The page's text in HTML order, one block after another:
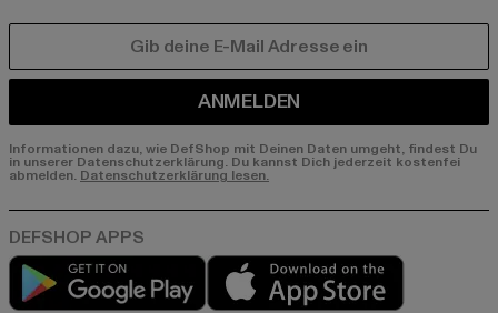
ANMELDEN
Informationen dazu, wie DefShop mit Deinen Daten umgeht, findest Du
in unserer Datenschutzerklärung. Du kannst Dich jederzeit kostenfei
abmelden. Datenschutzerklärung lesen.
Play market